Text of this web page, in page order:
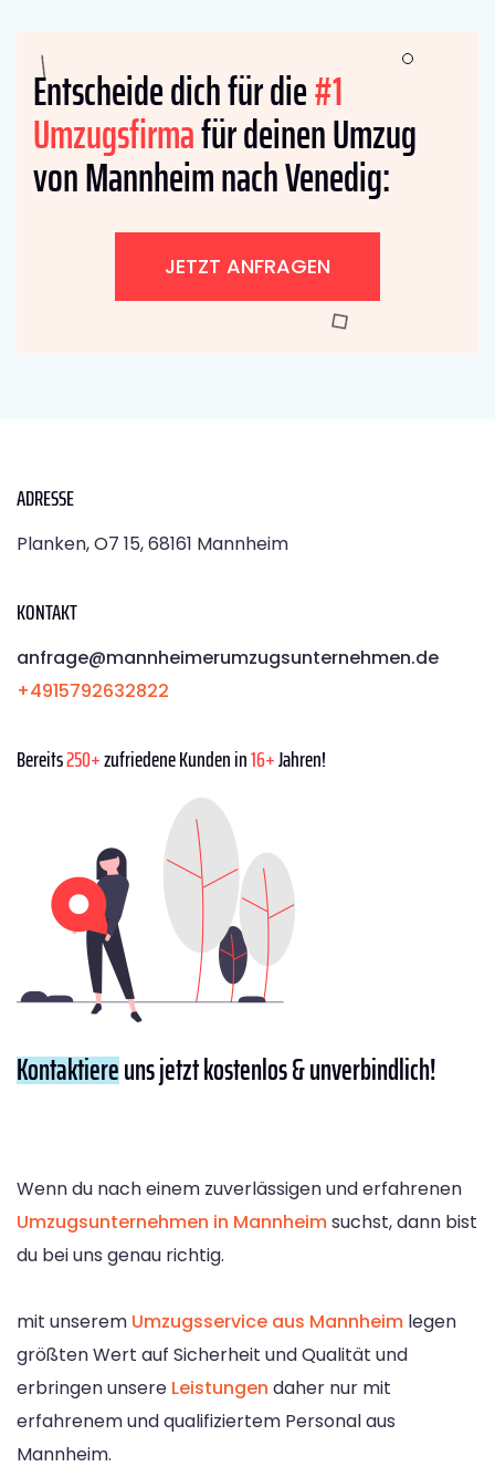
Entscheide dich für die#1
Umzugsfirmafür deinen Umzug
von Mannheim nach Venedig:
JETZT ANFRAGEN
ADRESSE
Planken, O7 15, 68161 Mannheim
KONTAKT
anfrage@mannheimerumzugsunternehmen.de
+4915792632822
Bereits250+zufriedene Kunden in16+Jahren!
Kontaktiereuns jetzt kostenlos & unverbindlich!
Wenn du nach einem zuverlässigen und erfahrenen
Umzugsunternehmen in Mannheimsuchst, dann bist
du bei uns genau richtig.
mit unserem Umzugsservice aus Mannheim legen
größten Wert auf Sicherheit und Qualität und
erbringen unsere Leistungen daher nur mit
erfahrenem und qualifiziertem Personal aus
Mannheim.